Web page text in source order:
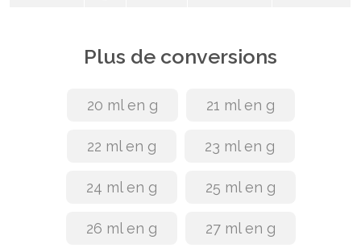
Plus de conversions
20 ml en g 21 ml en g
22 ml en g 23 ml en g
24 ml en g 25 ml en g
26 ml en g 27 ml en g